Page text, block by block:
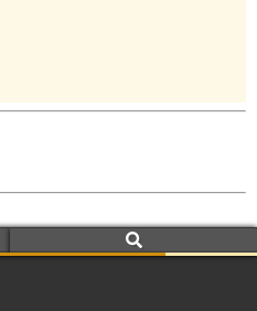
Leaflet |©Google Map